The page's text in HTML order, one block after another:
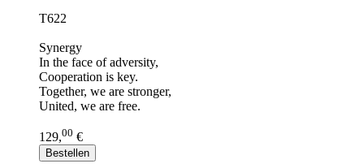
T622
Synergy
In the face of adversity,
Cooperation is key.
Together, we are stronger,
United, we are free.
129,00 €
Bestellen